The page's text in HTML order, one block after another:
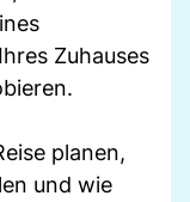
Zuhauses
planen,
und wie